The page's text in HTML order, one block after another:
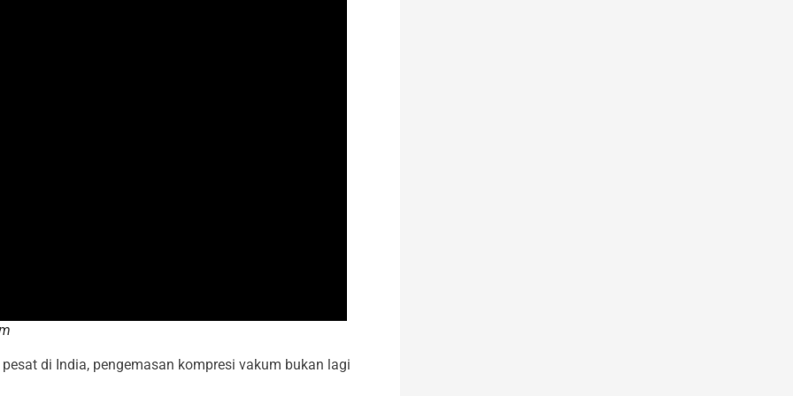
di India, pengemasan kompresi vakum bukan lagi